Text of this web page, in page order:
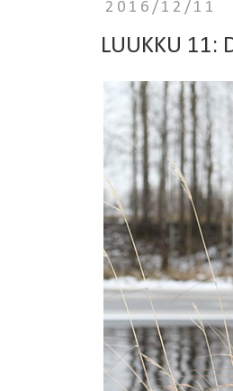
2016/12/11
LUUKKU 11: